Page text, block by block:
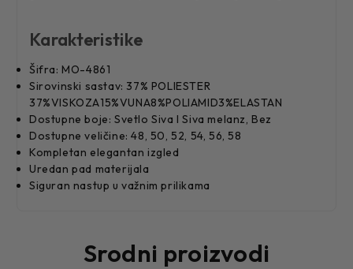
Karakteristike
Šifra: MO-4861
Sirovinski sastav: 37% POLIESTER
37%VISKOZA15%VUNA8%POLIAMID3%ELASTAN
Dostupne boje: Svetlo Siva I Siva melanz, Bez
Dostupne veličine: 48, 50, 52, 54, 56, 58
Kompletan elegantan izgled
Uredan pad materijala
Siguran nastup u važnim prilikama
Srodni proizvodi